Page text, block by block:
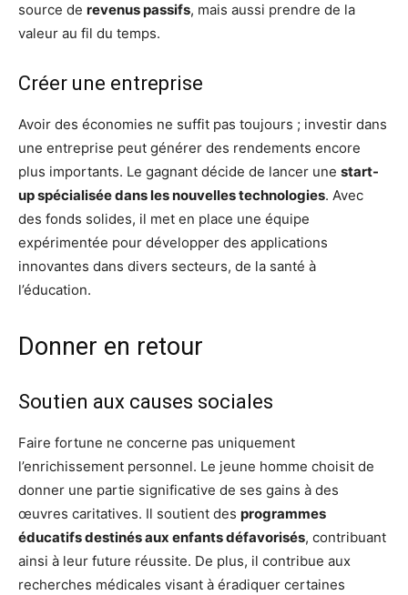
source de revenus passifs, mais aussi prendre de la
valeur au fil du temps.
Créer une entreprise
Avoir des économies ne suffit pas toujours ; investir dans
une entreprise peut générer des rendements encore
plus importants. Le gagnant décide de lancer une start-
up spécialisée dans les nouvelles technologies. Avec
des fonds solides, il met en place une équipe
expérimentée pour développer des applications
innovantes dans divers secteurs, de la santé à
l’éducation.
Donner en retour
Soutien aux causes sociales
Faire fortune ne concerne pas uniquement
l’enrichissement personnel. Le jeune homme choisit de
donner une partie significative de ses gains à des
œuvres caritatives. Il soutient des programmes
éducatifs destinés aux enfants défavorisés, contribuant
ainsi à leur future réussite. De plus, il contribue aux
recherches médicales visant à éradiquer certaines